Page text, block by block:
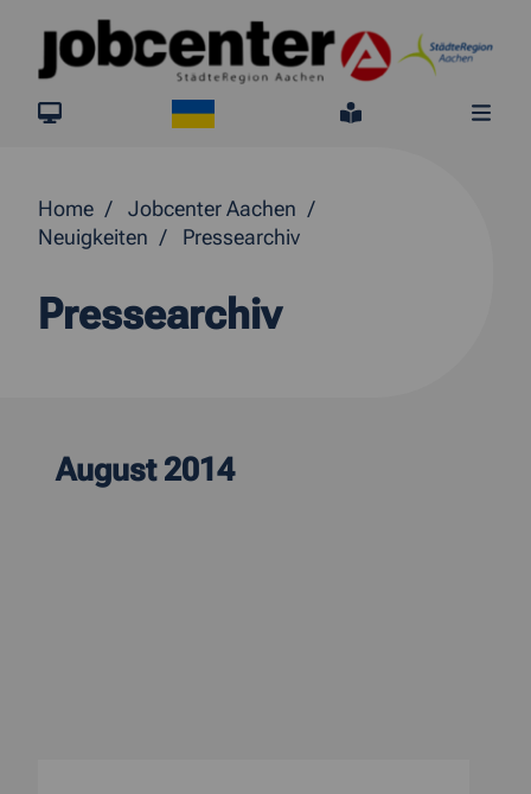
Springe direkt zum Inhalt
jobcenter.digital
Leichte
Home
Jobcenter Aachen
Neuigkeiten
Pressearchiv
Pressearchiv
August 2014